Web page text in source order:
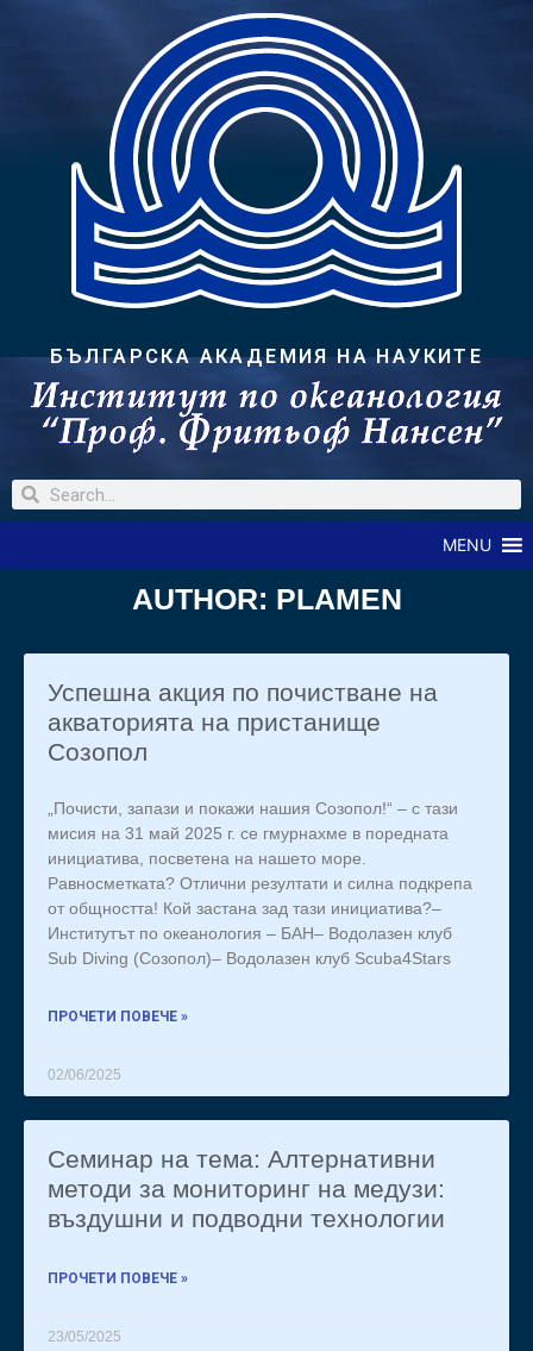
БЪЛГАРСКА АКАДЕМИЯ НА НАУКИТЕ
MENU
AUTHOR: PLAMEN
Успешна акция по почистване на
акваторията на пристанище
Созопол
„Почисти, запази и покажи нашия Созопол!“ – с тази
мисия на 31 май 2025 г. се гмурнахме в поредната
инициатива, посветена на нашето море.
Равносметката? Отлични резултати и силна подкрепа
от общността! Кой застана зад тази инициатива?–
Институтът по океанология – БАН– Водолазен клуб
Sub Diving (Созопол)– Водолазен клуб Scuba4Stars
ПРОЧЕТИ ПОВЕЧЕ »
02/06/2025
Семинар на тема: Алтернативни
методи за мониторинг на медузи:
въздушни и подводни технологии
ПРОЧЕТИ ПОВЕЧЕ »
23/05/2025